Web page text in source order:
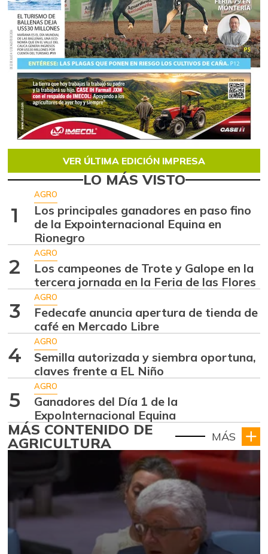
VER ÚLTIMA EDICIÓN IMPRESA
LO MÁS VISTO
1
AGRO
Los principales ganadores en paso fino
de la Expointernacional Equina en
Rionegro
2
AGRO
Los campeones de Trote y Galope en la
tercera jornada en la Feria de las Flores
3
AGRO
Fedecafe anuncia apertura de tienda de
café en Mercado Libre
4
AGRO
Semilla autorizada y siembra oportuna,
claves frente a EL Niño
5
AGRO
Ganadores del Día 1 de la
ExpoInternacional Equina
MÁS CONTENIDO DE
AGRICULTURA MÁS